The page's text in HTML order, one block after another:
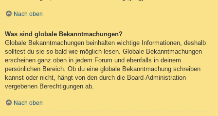
Nach oben
Was sind globale Bekanntmachungen?
Globale Bekanntmachungen beinhalten wichtige Informationen, deshalb
solltest du sie so bald wie möglich lesen. Globale Bekanntmachungen
erscheinen ganz oben in jedem Forum und ebenfalls in deinem
persönlichen Bereich. Ob du eine globale Bekanntmachung schreiben
kannst oder nicht, hängt von den durch die Board-Administration
vergebenen Berechtigungen ab.
Nach oben